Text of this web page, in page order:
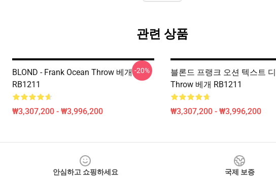
관련 상품
BLOND - Frank Ocean Throw 베개
RB1211
₩3,307,200 - ₩3,996,200
-20%
블론드 프랭크 오션 텍스트
Throw 베개 RB1211
₩3,307,200 - ₩3,996,200
안심하고 쇼핑하세요
국제 보증